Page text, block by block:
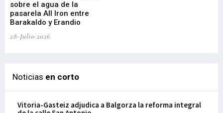
sobre el agua de la
pasarela All Iron entre
Barakaldo y Erandio
28-Julio-2026
Noticias en corto
Vitoria-Gasteiz adjudica a Balgorza la reforma integral